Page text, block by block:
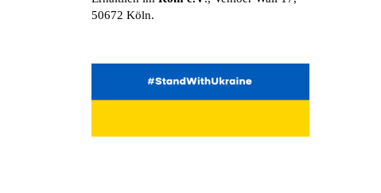
50672 Köln.